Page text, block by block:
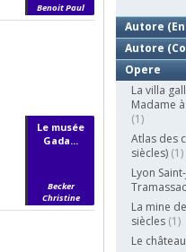
Benoit Paul
Le musée
Gada...
Becker
Christine
Autore
Autore
Opere
La villa
Madame
(1)
Atlas des
siècles) (1)
Lyon
Tramassac
La mine
siècles (1)
Le